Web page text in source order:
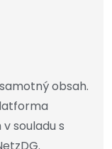
obsah.
souladu s